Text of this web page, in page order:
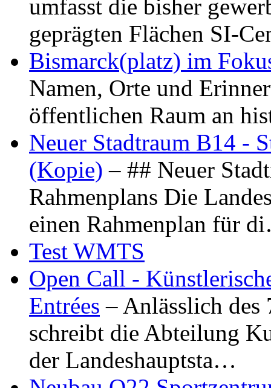
umfasst die bisher
geprägten Flächen SI-
Bismarck(platz) im
Namen, Orte und
öffentlichen Raum an
Neuer Stadtraum B14 -
(Kopie) – ## Neuer
Rahmenplans Die
einen Rahmenplan für
Test WMTS
Open Call -
Entrées – Anlässlich
schreibt die Abteilung
der Landeshauptsta…